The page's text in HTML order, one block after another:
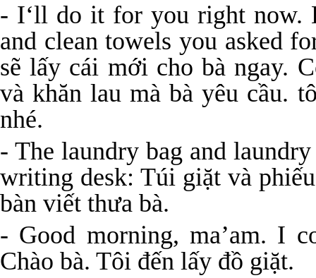
- I‘ll do it for you right now.
and clean towels you asked
sẽ lấy cái mới cho bà ngay.
và khăn lau mà bà yêu cầu.
nhé.
- The laundry bag and
writing desk: Túi giặt và
bàn viết thưa bà.
- Good morning, ma’am. I
Chào bà. Tôi đến lấy đồ giặt.